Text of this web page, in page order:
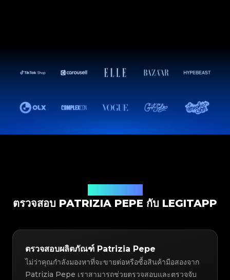
ตรวจสอบ PATRIZIA PEPE กับ LEGITAPP
ตรวจสอบผลิตภัณฑ์ Patrizia Pepe
ไม่ว่าคุณกำลังมองหาที่จะขายต่อหรือซื้อสินค้ามือสองจาก
Patrizia Pepe เราสามารถช่วยตรวจสอบและตรวจจับ